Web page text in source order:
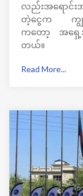
လည်းအရောင်
တဲ့ငွေက ကျွန်မ
ကတော့ အရှေ့ဒ
တယ်။
ငါဒီနေ့အကွက်
အရောင်းအဝ
၁၉နှစ်အရွယ်ထဲ
ကို စတင်လုပ်ကိုင်
ဒေါ်မို့မို့အေးက
Read More...